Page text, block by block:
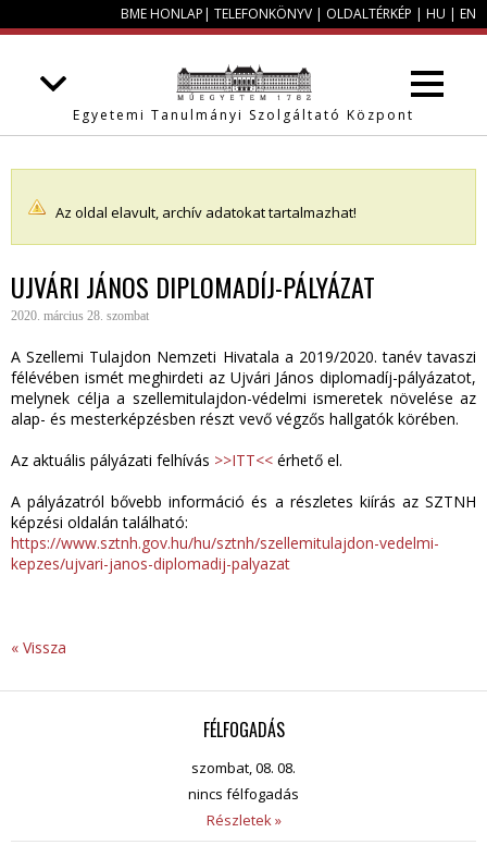
BME HONLAP| TELEFONKÖNYV | OLDALTÉRKÉP | HU | EN
Egyetemi Tanulmányi Szolgáltató Központ
Az oldal elavult, archív adatokat tartalmazhat!
UJVÁRI JÁNOS DIPLOMADÍJ-PÁLYÁZAT
2020. március 28. szombat
A Szellemi Tulajdon Nemzeti Hivatala a 2019/2020. tanév tavaszi
félévében ismét meghirdeti az Ujvári János diplomadíj-pályázatot,
melynek célja a szellemitulajdon-védelmi ismeretek növelése az
alap- és mesterképzésben részt vevő végzős hallgatók körében.
Az aktuális pályázati felhívás >>ITT<< érhető el.
A pályázatról bővebb információ és a részletes kiírás az SZTNH
képzési oldalán található:
https://www.sztnh.gov.hu/hu/sztnh/szellemitulajdon-vedelmi-
kepzes/ujvari-janos-diplomadij-palyazat
« Vissza
FÉLFOGADÁS
szombat, 08. 08.
nincs félfogadás
Részletek »